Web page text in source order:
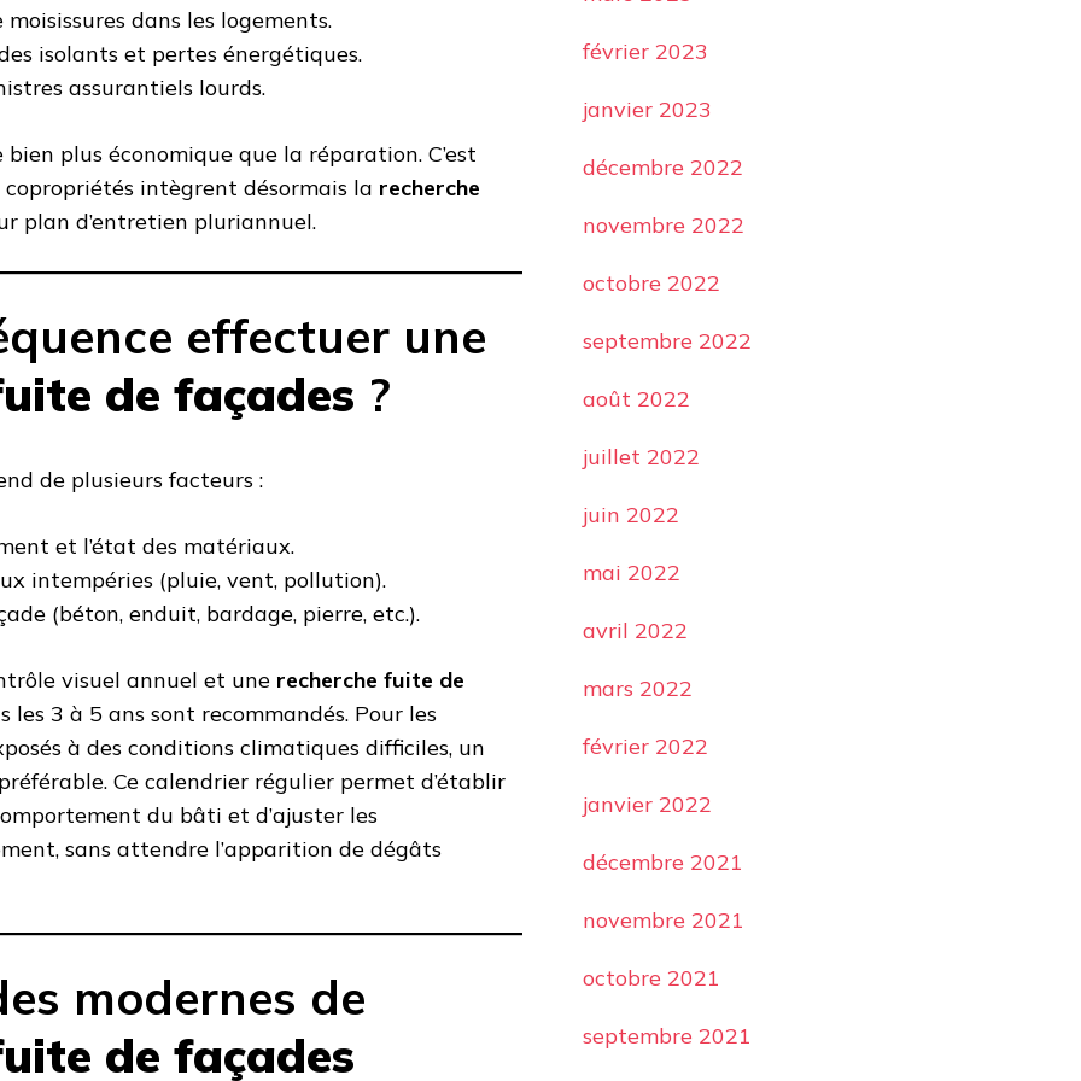
dans les logements.
isolants et pertes énergétiques.
assurantiels lourds.
plus économique que la réparation. C’est
intègrent désormais la recherche
plan d’entretien pluriannuel.
effectuer une
de façades ?
de plusieurs facteurs :
et l’état des matériaux.
intempéries (pluie, vent, pollution).
(béton, enduit, bardage, pierre, etc.).
visuel annuel et une recherche fuite de
3 à 5 ans sont recommandés. Pour les
à des conditions climatiques difficiles, un
Ce calendrier régulier permet d’établir
du bâti et d’ajuster les
sans attendre l’apparition de dégâts
modernes de
de façades
février 2023
janvier 2023
décembre 2022
novembre 2022
octobre 2022
septembre 2022
août 2022
juillet 2022
juin 2022
mai 2022
avril 2022
mars 2022
février 2022
janvier 2022
décembre 2021
novembre 2021
octobre 2021
septembre 2021